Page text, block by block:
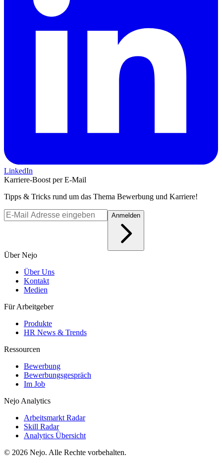
LinkedIn
Karriere-Boost per E-Mail
Tipps & Tricks rund um das Thema Bewerbung und Karriere!
Anmelden
Über Nejo
Über Uns
Kontakt
Medien
Für Arbeitgeber
Produkte
HR News & Trends
Ressourcen
Bewerbung
Bewerbungsgespräch
Im Job
Nejo Analytics
Arbeitsmarkt Radar
Skill Radar
Analytics Übersicht
© 2026 Nejo. Alle Rechte vorbehalten.